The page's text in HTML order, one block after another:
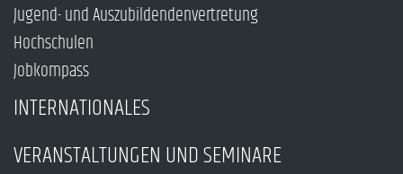
Jugend- und Auszubildendenvertretung
Hochschulen
Jobkompass
INTERNATIONALES
VERANSTALTUNGEN UND SEMINARE